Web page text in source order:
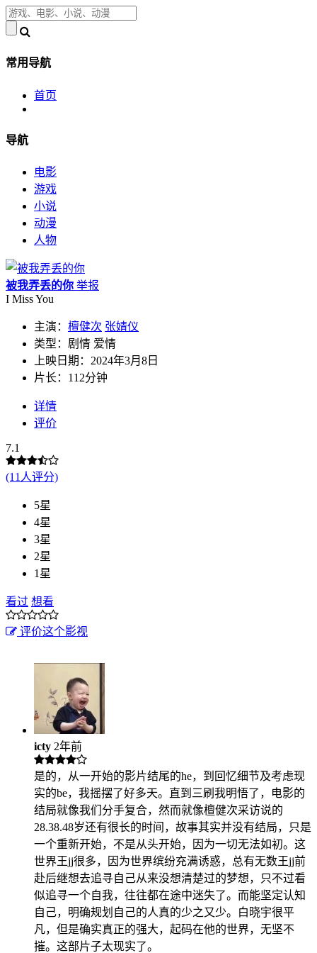
常用导航
首页
导航
电影
游戏
小说
动漫
人物
被我弄丢的你 举报
I Miss You
主演： 檀健次 张婧仪
类型：剧情 爱情
上映日期：2024年3月8日
片长：112分钟
详情
评价
7.1
(11人评分)
5星
4星
3星
2星
1星
看过 想看
评价这个影视
icty 2年前
是的，从一开始的影片结尾的he，到回忆细节及考虑现
实的be，我摇摆了好多天。直到三刷我明悟了，电影的
结局就像我们分手复合，然而就像檀健次采访说的
28.38.48岁还有很长的时间，故事其实并没有结局，只是
一个重新开始，不是从头开始，因为一切无法如初。这
世界王jj很多，因为世界缤纷充满诱惑，总有无数王jj前
赴后继想去追寻自己从来没想清楚过的梦想，只不过看
似追寻一个自我，往往都在途中迷失了。而能坚定认知
自己，明确规划自己的人真的少之又少。白晓宇很平
凡，但是确实真正的强大，起码在他的世界，无坚不
摧。这部片子太现实了。​